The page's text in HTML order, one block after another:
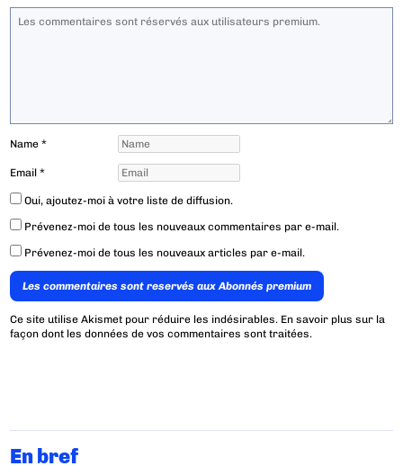
Name*
Email*
Oui, ajoutez-moi à votre liste de diffusion.
Prévenez-moi de tous les nouveaux commentaires par e-mail.
Prévenez-moi de tous les nouveaux articles par e-mail.
Les commentaires sont reservés aux Abonnés premium
Ce site utilise Akismet pour réduire les indésirables. En savoir plus sur la
façon dont les données de vos commentaires sont traitées.
En bref